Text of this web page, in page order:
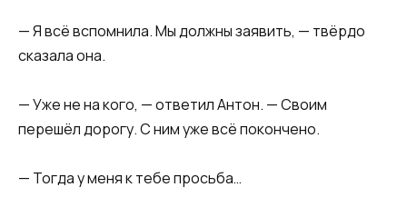
— Я всё вспомнила. Мы должны заявить, — твёрдо
сказала она.
— Уже не на кого, — ответил Антон. — Своим
перешёл дорогу. С ним уже всё покончено.
— Тогда у меня к тебе просьба…